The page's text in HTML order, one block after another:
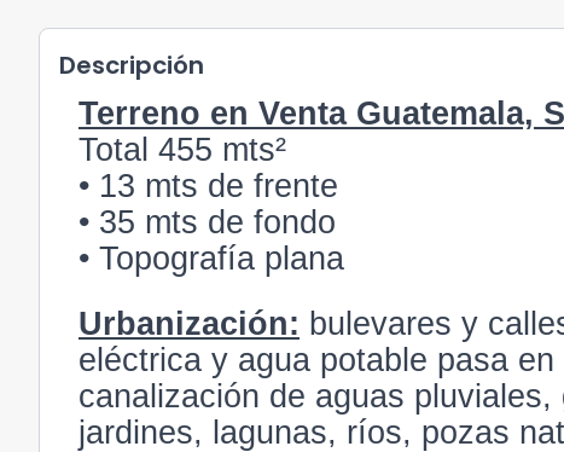
Descripción
Terreno en Venta Guatemala,
Total 455 mts²
• 13 mts de frente
• 35 mts de fondo
• Topografía plana
Urbanización: bulevares y
eléctrica y agua potable pasa
canalización de aguas
jardines, lagunas, ríos, pozas